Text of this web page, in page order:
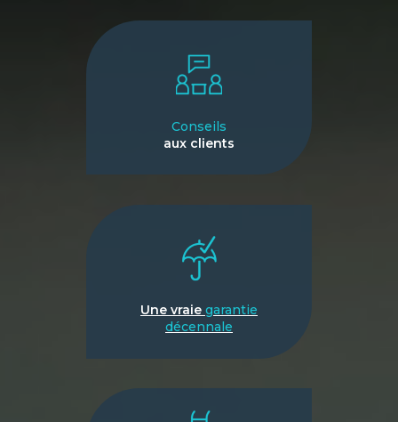
Conseils
aux clients
Une vraie garantie
décennale